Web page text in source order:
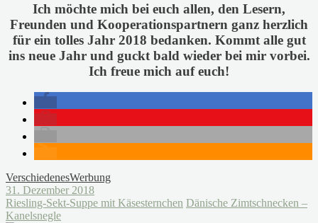
Ich möchte mich bei euch allen, den Lesern,
Freunden und Kooperationspartnern ganz herzlich
für ein tolles Jahr 2018 bedanken. Kommt alle gut
ins neue Jahr und guckt bald wieder bei mir vorbei.
Ich freue mich auf euch!
VerschiedenesWerbung
31. Dezember 2018
Riesling-Sekt-Suppe mit Käsesternchen Dänische Zimtschnecken –
Kanelsnegle